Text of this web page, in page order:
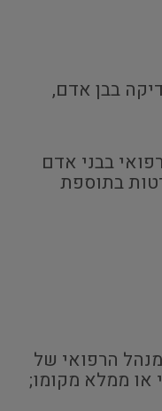
בבן אדם,
בבני אדם
בתוספת
הרפואי של
או ממלא מקומו;